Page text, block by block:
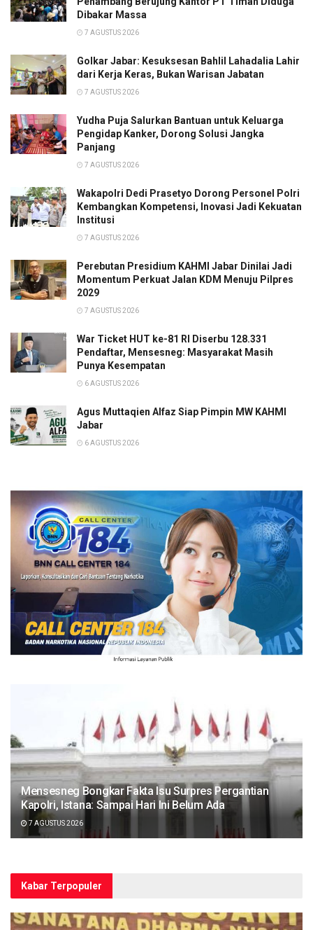
Dibakar Massa
7 AGUSTUS 2026
Golkar Jabar: Kesuksesan Bahlil Lahadalia Lahir
dari Kerja Keras, Bukan Warisan Jabatan
7 AGUSTUS 2026
Yudha Puja Salurkan Bantuan untuk Keluarga
Pengidap Kanker, Dorong Solusi Jangka
Panjang
7 AGUSTUS 2026
Wakapolri Dedi Prasetyo Dorong Personel Polri
Kembangkan Kompetensi, Inovasi Jadi Kekuatan
Institusi
7 AGUSTUS 2026
Perebutan Presidium KAHMI Jabar Dinilai Jadi
Momentum Perkuat Jalan KDM Menuju Pilpres
2029
7 AGUSTUS 2026
War Ticket HUT ke-81 RI Diserbu 128.331
Pendaftar, Mensesneg: Masyarakat Masih
Punya Kesempatan
6 AGUSTUS 2026
Agus Muttaqien Alfaz Siap Pimpin MW KAHMI
Jabar
6 AGUSTUS 2026
Mensesneg Bongkar Fakta Isu Surpres Pergantian
Kapolri, Istana: Sampai Hari Ini Belum Ada
7 AGUSTUS 2026
Kabar Terpopuler